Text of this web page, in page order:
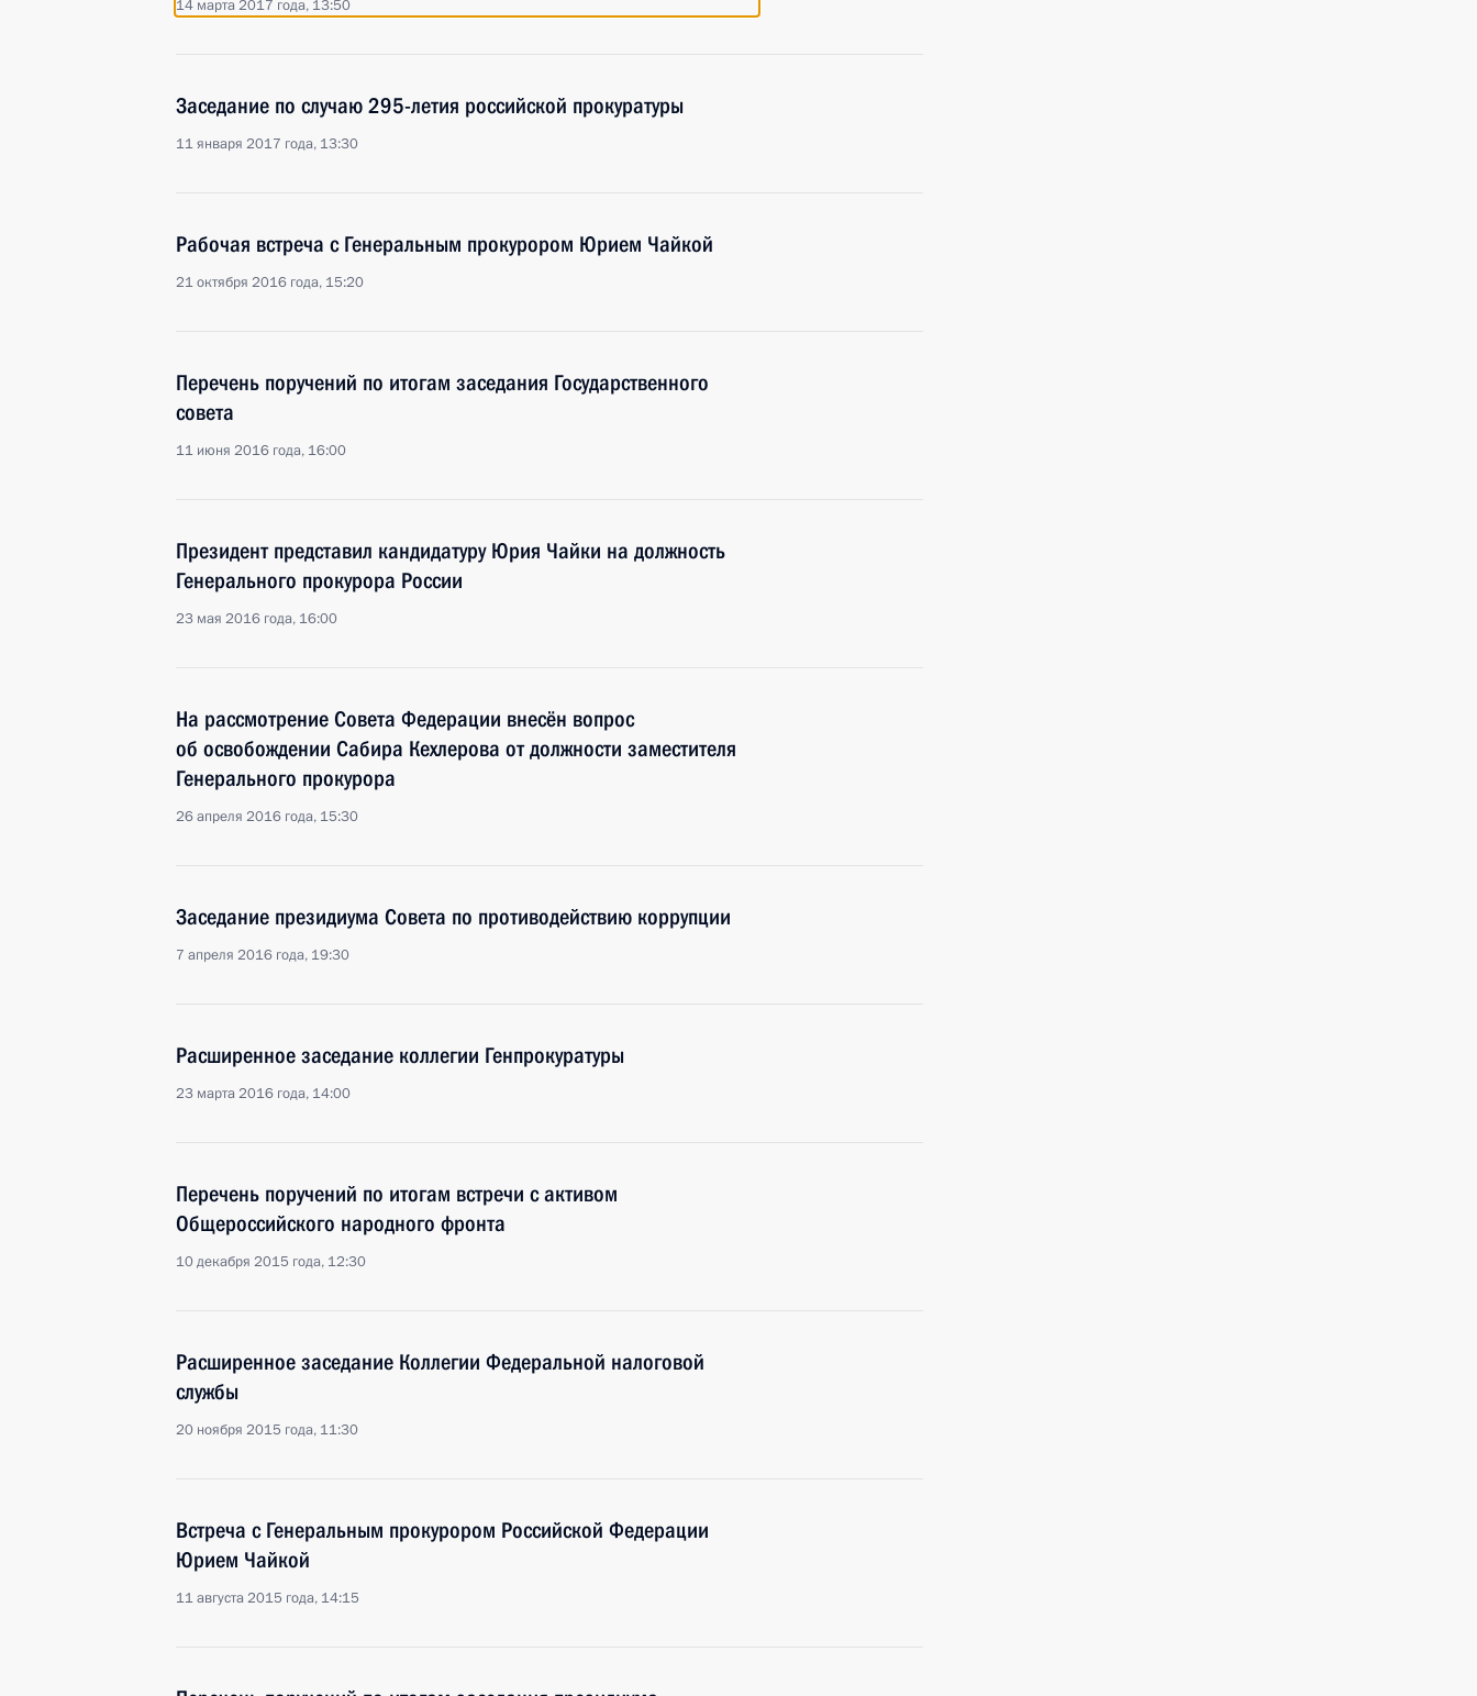
14 марта 2017 года, 13:50
Заседание по случаю 295-летия российской прокуратуры
11 января 2017 года, 13:30
Рабочая встреча с Генеральным прокурором Юрием Чайкой
21 октября 2016 года, 15:20
Перечень поручений по итогам заседания Государственного
совета
11 июня 2016 года, 16:00
Президент представил кандидатуру Юрия Чайки на должность
Генерального прокурора России
23 мая 2016 года, 16:00
На рассмотрение Совета Федерации внесён вопрос
об освобождении Сабира Кехлерова от должности заместителя
Генерального прокурора
26 апреля 2016 года, 15:30
Заседание президиума Совета по противодействию коррупции
7 апреля 2016 года, 19:30
Расширенное заседание коллегии Генпрокуратуры
23 марта 2016 года, 14:00
Перечень поручений по итогам встречи с активом
Общероссийского народного фронта
10 декабря 2015 года, 12:30
Расширенное заседание Коллегии Федеральной налоговой
службы
20 ноября 2015 года, 11:30
Встреча с Генеральным прокурором Российской Федерации
Юрием Чайкой
11 августа 2015 года, 14:15